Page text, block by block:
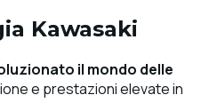
Kawasaki
il mondo delle
e prestazioni elevate in